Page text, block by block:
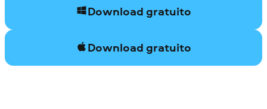
Download gratuito
Download gratuito